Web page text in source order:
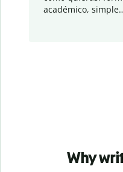
académico,
Why